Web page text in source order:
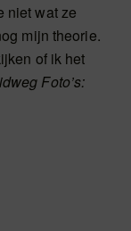
niet wat ze
mijn theorie.
of ik het
Foto’s: